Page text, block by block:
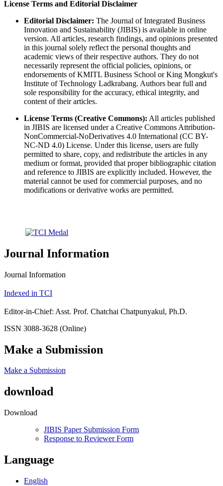
License Terms and Editorial Disclaimer
Editorial Disclaimer: The Journal of Integrated Business
Innovation and Sustainability (JIBIS) is available in online
version. All articles, research findings, and opinions presented
in this journal solely reflect the personal thoughts and
academic views of their respective authors. They do not
necessarily represent the official policies, opinions, or
endorsements of KMITL Business School or King Mongkut's
Institute of Technology Ladkrabang. Authors bear full and
sole responsibility for the accuracy, ethical integrity, and
content of their articles.
License Terms (Creative Commons): All articles published
in JIBIS are licensed under a Creative Commons Attribution-
NonCommercial-NoDerivatives 4.0 International (CC BY-
NC-ND 4.0) License. Under this license, users are fully
permitted to share, copy, and redistribute the articles in any
medium or format, provided that proper bibliographic citation
and reference to JIBIS are explicitly included. However, the
material cannot be used for commercial purposes, and no
modifications or derivative works are permitted.
Journal Information
Journal Information
Indexed in TCI
Editor-in-Chief: Asst. Prof. Chatchai Chatpunyakul, Ph.D.
ISSN 3088-3628 (Online)
Make a Submission
Make a Submission
download
Download
JIBIS Paper Submission Form
Response to Reviewer Form
Language
English